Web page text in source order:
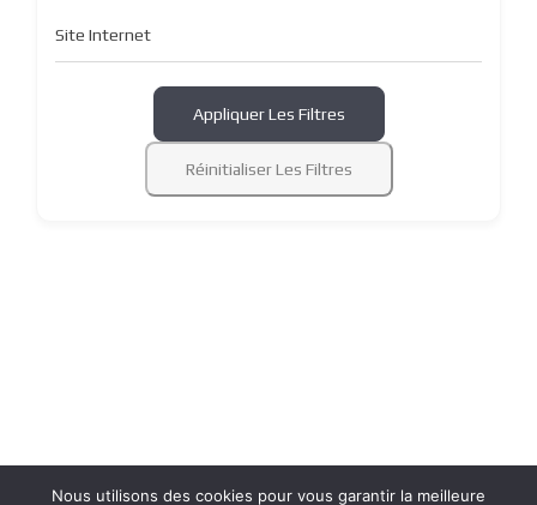
Site Internet
Appliquer Les Filtres
Réinitialiser Les Filtres
Nous utilisons des cookies pour vous garantir la meilleure